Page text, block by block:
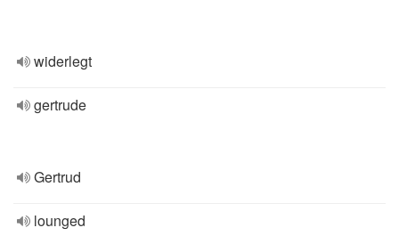
widerlegt
gertrude
Gertrud
lounged